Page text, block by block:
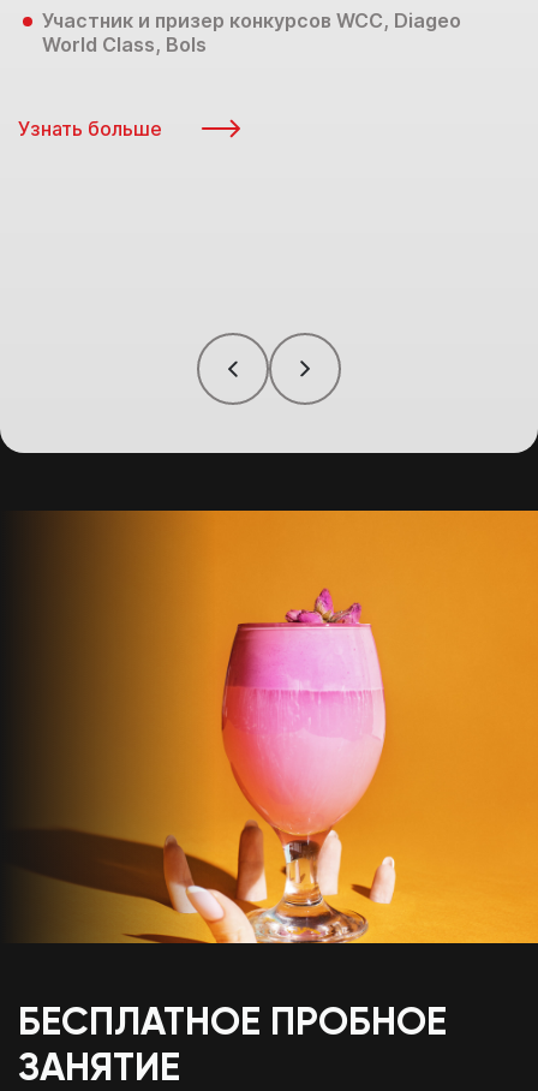
Участник и призер конкурсов WCC, Diageo
World Class, Bols
Узнать больше
БЕСПЛАТНОЕ ПРОБНОЕ
ЗАНЯТИЕ